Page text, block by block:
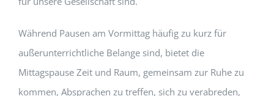
Während Pausen am Vormittag häufig zu kurz für
außerunterrichtliche Belange sind, bietet die
Mittagspause Zeit und Raum, gemeinsam zur Ruhe zu
kommen, Absprachen zu treffen, sich zu verabreden,